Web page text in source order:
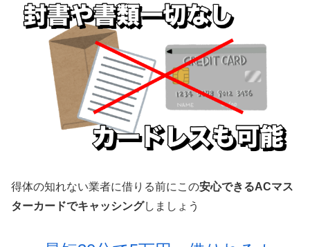
得体の知れない業者に借りる前にこの安心できるACマス
ターカードでキャッシングしましょう